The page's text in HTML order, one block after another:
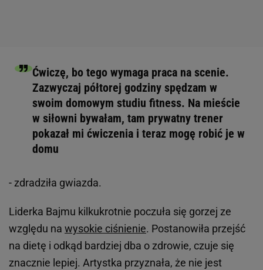
Ćwiczę, bo tego wymaga praca na scenie.
Zazwyczaj półtorej godziny spędzam w
swoim domowym studiu fitness. Na mieście
w siłowni bywałam, tam prywatny trener
pokazał mi ćwiczenia i teraz mogę robić je w
domu
- zdradziła gwiazda.
Liderka Bajmu kilkukrotnie poczuła się gorzej ze
względu na wysokie ciśnienie. Postanowiła przejść
na dietę i odkąd bardziej dba o zdrowie, czuje się
znacznie lepiej. Artystka przyznała, że nie jest